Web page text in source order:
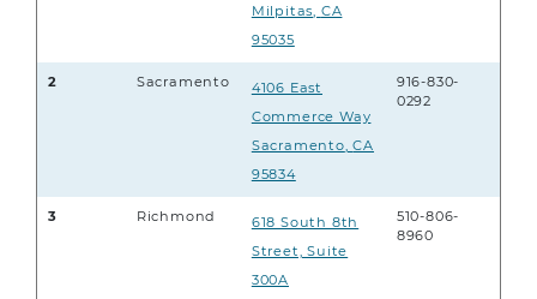
Milpitas, CA
95035
2 Sacramento
4106 East
Commerce Way
Sacramento,CA
95834
916-830-
0292
3 Richmond
618 South 8th
Street, Suite
300A
510-806-
8960